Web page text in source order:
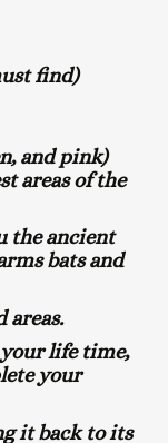
find)
and pink)
areas of the
the ancient
bats and
areas.
life time,
your
it back to its